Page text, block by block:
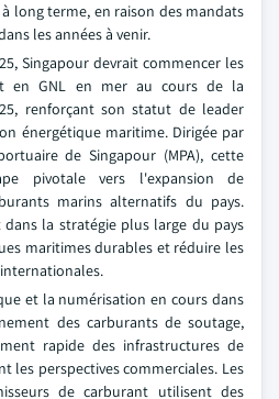
long terme, en raison des mandats
les années à venir.
Singapour devrait commencer les
en GNL en mer au cours de la
renforçant son statut de leader
énergétique maritime. Dirigée par
de Singapour (MPA), cette
pivotale vers l'expansion de
marins alternatifs du pays.
la stratégie plus large du pays
maritimes durables et réduire les
et la numérisation en cours dans
des carburants de soutage,
rapide des infrastructures de
les perspectives commerciales. Les
de carburant utilisent des